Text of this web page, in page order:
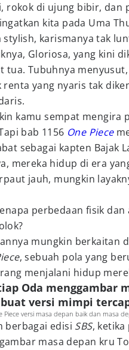
rokok di ujung bibir, dan
kita pada Uma
stylish, karismanya tak
Gloriosa, yang kini
tua. Tubuhnya
renta yang nyaris tak
kamu sempat mengira
bab 1156 One Piece
sebagai kapten Bajak
mereka hidup di era
jauh, mungkin
perbedaan fisik
mungkin berkaitan
, sebuah pola yang
menjalani hidup
Oda menggambar
versi mimpi
Piece versi masa depan baik dan masa
berbagai edisi SBS, ketika
masa depan kru